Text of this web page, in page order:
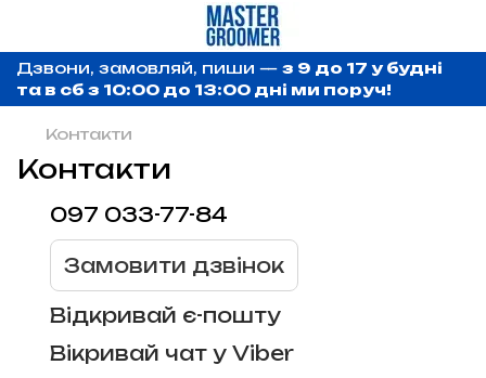
Дзвони, замовляй, пиши — з 9 до 17 у будні
та в сб з 10:00 до 13:00 дні ми поруч!
Контакти
Контакти
097 033-77-84
Замовити дзвінок
Відкривай є-пошту
Вікривай чат у Viber